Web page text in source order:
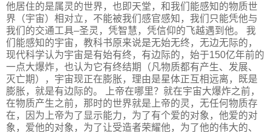
他居住的是属灵的世界，也即天堂，和我们能感知的物质世
界（宇宙）相对立，不能被我们感官感知，我们只能凭他与
我们的交通工具–圣灵，凭智慧，凭信仰的飞越遇到他。 我
们能感知的宇宙，教科书原来说是无始无终，无边无际的，
现代科学认为宇宙是有始有终，有边际的，始于150亿年前的
一点大爆炸，也认为它有终结期（凡物质都有产生、发展、
灭亡期），宇宙现正在膨胀，理由是星体正互相远离，既是
膨胀，就是有边际的。 上帝在哪里？就在宇宙大爆炸之前，
在物质产生之前，那时的世界就是上帝的灵，无任何物质存
在，因为上帝为了显示能力，为了有个爱的对象，他爱的对
象，爱他的对象，为了让受造者荣耀他，为了他的伟大的、